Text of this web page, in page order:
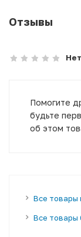
Отзывы
Помогите
будьте
об этом
Все товары
Все товары